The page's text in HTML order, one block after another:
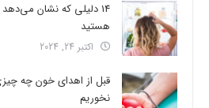
14 دلیلی که نشان
هستید
اکتبر 24, 2024
قبل از اهدای خون چه
نخوریم